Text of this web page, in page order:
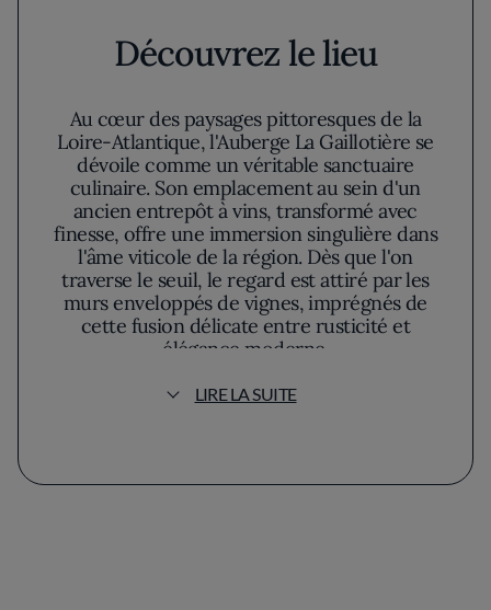
Découvrez le lieu
Au cœur des paysages pittoresques de la
Loire-Atlantique, l'Auberge La Gaillotière se
dévoile comme un véritable sanctuaire
culinaire. Son emplacement au sein d'un
ancien entrepôt à vins, transformé avec
finesse, offre une immersion singulière dans
l'âme viticole de la région. Dès que l'on
traverse le seuil, le regard est attiré par les
murs enveloppés de vignes, imprégnés de
cette fusion délicate entre rusticité et
élégance moderne.
À l'Auberge La Gaillotière, chaque repas
Cette cadence permet d'explorer
LIRE LA SUITE